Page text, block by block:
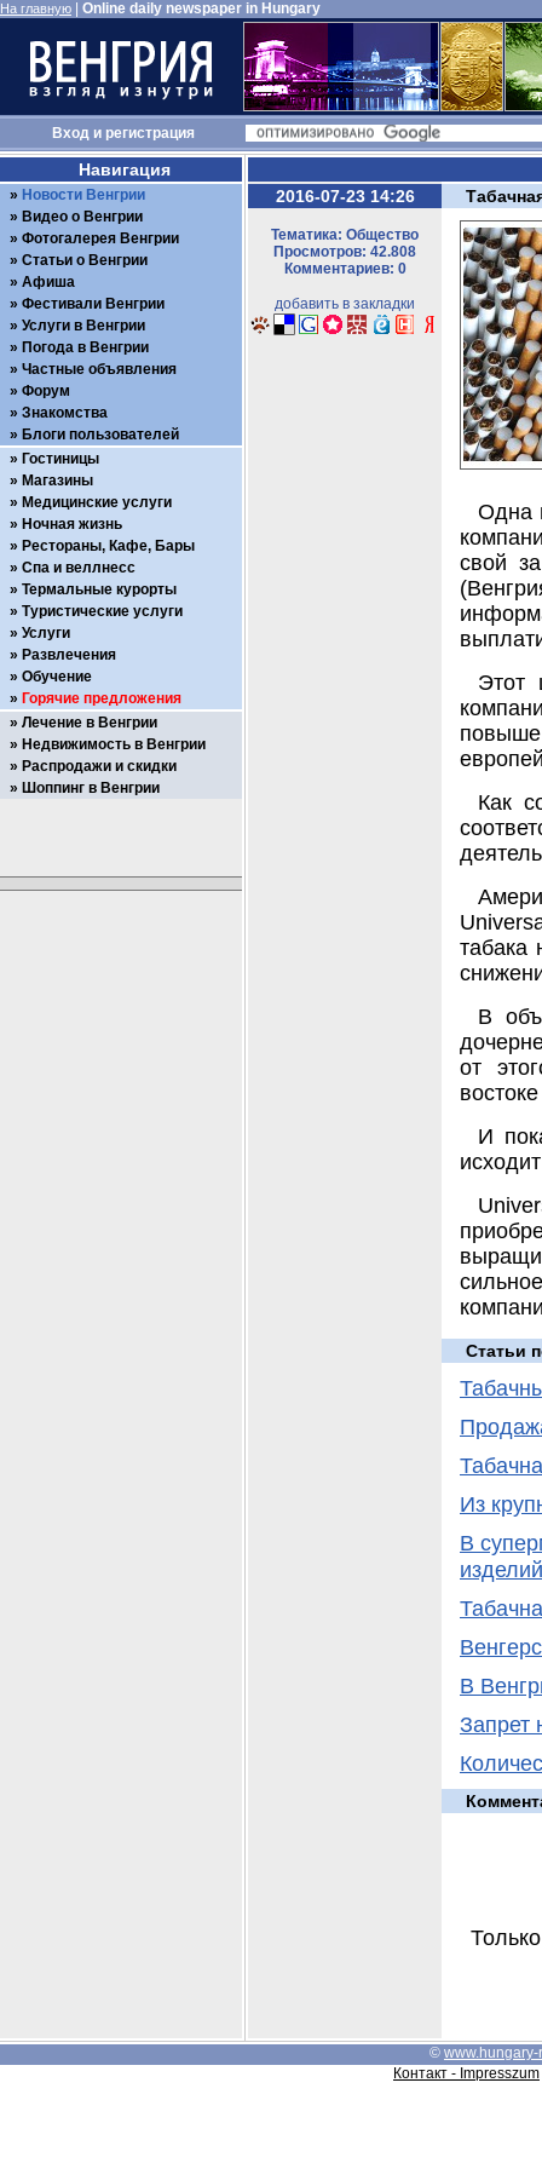
На главную Online daily newspaper in Hungary
Входи регистрация
2016-07-23 14:26
Тематика: Общество
Просмотров: 42.808
Комментариев: 0
добавить в закладки
Одна
свой
Этот
Как
табака
В
от
И
Статьи
Из
В
изделий
В
Запрет
Навигация
Новости Венгрии
Видео о Венгрии
Фотогалерея Венгрии
Статьи о Венгрии
Афиша
Фестивали Венгрии
Услуги в Венгрии
Погода в Венгрии
Частные объявления
Форум
Знакомства
Блоги пользователей
Гостиницы
Магазины
Медицинские услуги
Ночная жизнь
Рестораны, Кафе, Бары
Спа и веллнесс
Термальные курорты
Туристические услуги
Услуги
Развлечения
Обучение
Горячие предложения
Лечение в Венгрии
Недвижимость в Венгрии
Распродажи и скидки
Шоппинг в Венгрии
© www.hungary-
Контакт - Impresszum